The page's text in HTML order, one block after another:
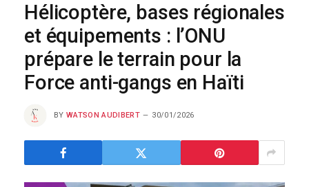
Hélicoptère, bases régionales
et équipements : l’ONU
prépare le terrain pour la
Force anti-gangs en Haïti
BY WATSON AUDIBERT 30/01/2026